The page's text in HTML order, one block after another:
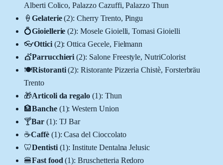
Alberti Colico, Palazzo Cazuffi, Palazzo Thun
🍦 Gelaterie (2):Cherry Trento, Pingu
💍Gioiellerie (2):Mosele Gioielli, Tomasi Gioielli
👓Ottici (2):Ottica Gecele, Fielmann
💇Parrucchieri (2): Salone Freestyle, NutriColorist
🍽️Ristoranti (2):Ristorante Pizzeria Chistè, Forsterbräu
Trento
🎁Articoli da regalo (1): Thun
🏦Banche (1):Western Union
🍸Bar (1): TJ Bar
☕Caffè (1):Casa del Cioccolato
🦷Dentisti (1):Institute Dentalna Jelusic
🍔Fast food (1):Bruschetteria Redoro